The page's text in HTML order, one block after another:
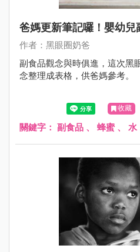
爸媽更新筆記囉！嬰幼兒
作者：黑眼圈奶爸
副食品觀念與時俱進，這次黑
念整理成表格，供爸媽參考。
收藏
關鍵字： 副食品 、 蜂蜜、 水